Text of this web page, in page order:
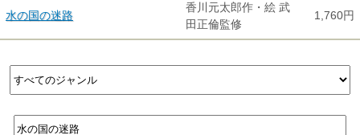
水の国の迷路
香川元太郎作・絵 武
田正倫監修
1,760円